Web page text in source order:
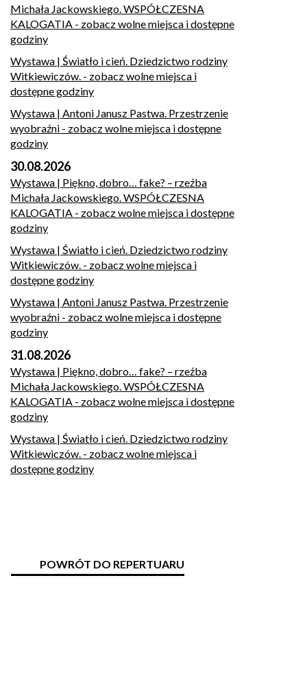
Michała Jackowskiego. WSPÓŁCZESNA
KALOGATIA - zobacz wolne miejsca i dostępne
godziny
Wystawa | Światło i cień. Dziedzictwo rodziny
Witkiewiczów. - zobacz wolne miejsca i
dostępne godziny
Wystawa | Antoni Janusz Pastwa. Przestrzenie
wyobraźni - zobacz wolne miejsca i dostępne
godziny
30.08.2026
Wystawa | Piękno, dobro… fake? – rzeźba
Michała Jackowskiego. WSPÓŁCZESNA
KALOGATIA - zobacz wolne miejsca i dostępne
godziny
Wystawa | Światło i cień. Dziedzictwo rodziny
Witkiewiczów. - zobacz wolne miejsca i
dostępne godziny
Wystawa | Antoni Janusz Pastwa. Przestrzenie
wyobraźni - zobacz wolne miejsca i dostępne
godziny
31.08.2026
Wystawa | Piękno, dobro… fake? – rzeźba
Michała Jackowskiego. WSPÓŁCZESNA
KALOGATIA - zobacz wolne miejsca i dostępne
godziny
Wystawa | Światło i cień. Dziedzictwo rodziny
Witkiewiczów. - zobacz wolne miejsca i
dostępne godziny
POWRÓT DO REPERTUARU